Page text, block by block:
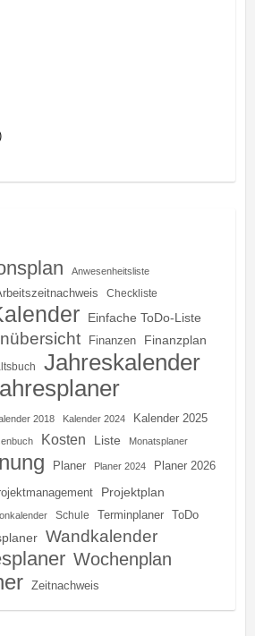
Anwesenheitsliste
Checkliste
Einfache ToDo-Liste
Finanzen Finanzplan
Jahreskalender
2018 Kalender 2024 Kalender 2025
Kosten Liste Monatsplaner
Planer Planer 2024 Planer 2026
Projektplan
Schule Terminplaner ToDo
Wandkalender
Wochenplan
Zeitnachweis